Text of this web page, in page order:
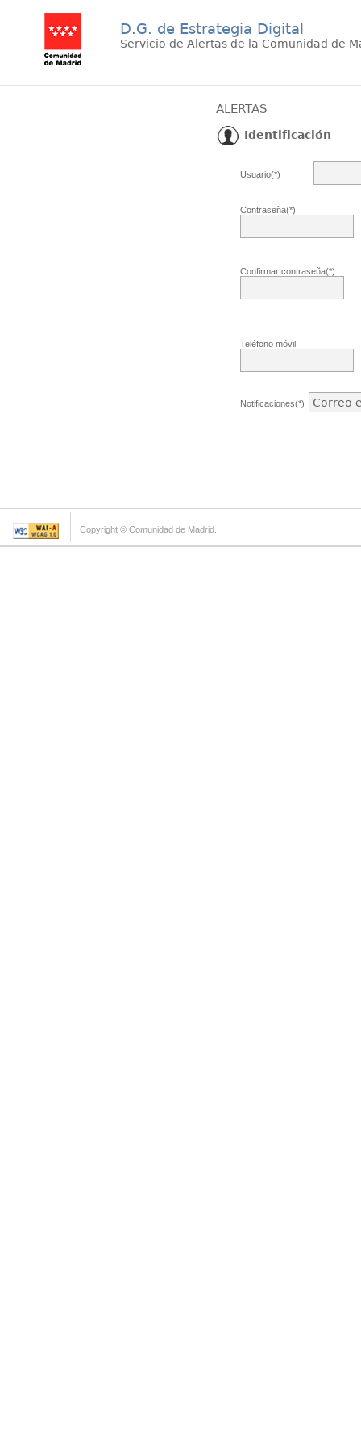
D.G. de Estrategia Digital
Servicio de Alertas de la Comunidad de
ALERTAS
Identificación
Usuario(*)
Contraseña(*)
Confirmar contraseña(*)
Teléfono móvil:
Notificaciones(*)
Copyright © Comunidad de Madrid.